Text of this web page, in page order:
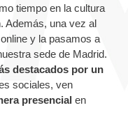
tiempo en la cultura
Además, una vez al
y la pasamos a
sede de Madrid.
destacados por un
sociales, ven
presencial en